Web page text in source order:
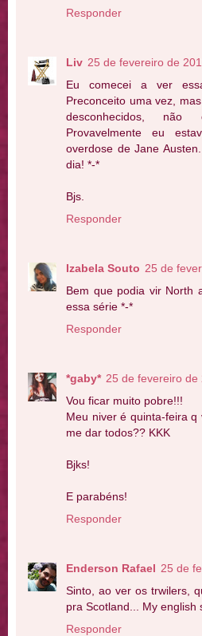
Responder
Liv 25 de fevereiro de
Eu comecei a ver
Preconceito uma vez,
desconhecidos, não
Provavelmente eu
overdose de Jane
dia! *-*
Bjs.
Responder
Izabela Souto 25 de
Bem que podia vir North
essa série *-*
Responder
*gaby* 25 de fevereiro de
Vou ficar muito pobre!!!
Meu niver é quinta-feira
me dar todos?? KKK
Bjks!
E parabéns!
Responder
Enderson Rafael 25 de
Sinto, ao ver os trwilers,
pra Scotland... My english
Responder